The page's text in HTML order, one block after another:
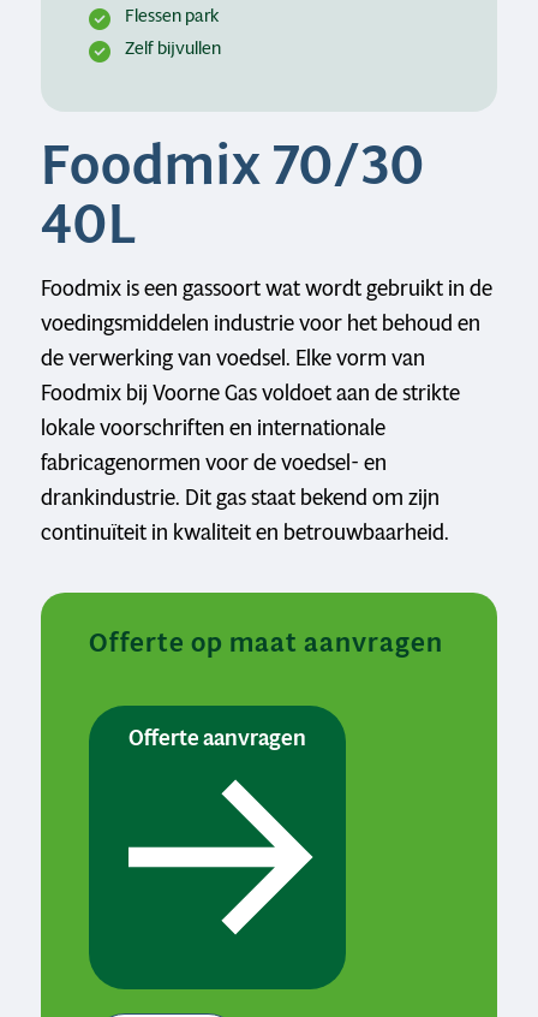
Flessen park
Zelf bijvullen
Foodmix 70/30
40L
Foodmix is een gassoort wat wordt gebruikt in de
voedingsmiddelen industrie voor het behoud en
de verwerking van voedsel. Elke vorm van
Foodmix bij Voorne Gas voldoet aan de strikte
lokale voorschriften en internationale
fabricagenormen voor de voedsel- en
drankindustrie. Dit gas staat bekend om zijn
continuïteit in kwaliteit en betrouwbaarheid.
Offerte op maat aanvragen
Offerte aanvragen